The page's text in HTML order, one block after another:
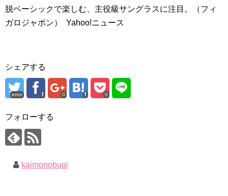
脱ベーシックで楽しむ、主役級サングラスに注目。（フィ
ガロジャポン） Yahoo!ニュース
シェアする
error 0 0
フォローする
kaimonobugi